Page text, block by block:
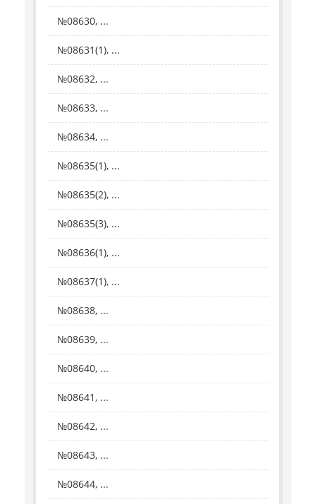
№08630, ...
№08631(1), ...
№08632, ...
№08633, ...
№08634, ...
№08635(1), ...
№08635(2), ...
№08635(3), ...
№08636(1), ...
№08637(1), ...
№08638, ...
№08639, ...
№08640, ...
№08641, ...
№08642, ...
№08643, ...
№08644, ...